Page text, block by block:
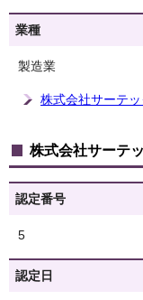
業種
製造業
株式会社サーテ
株式会社サーテ
認定番号
5
認定日